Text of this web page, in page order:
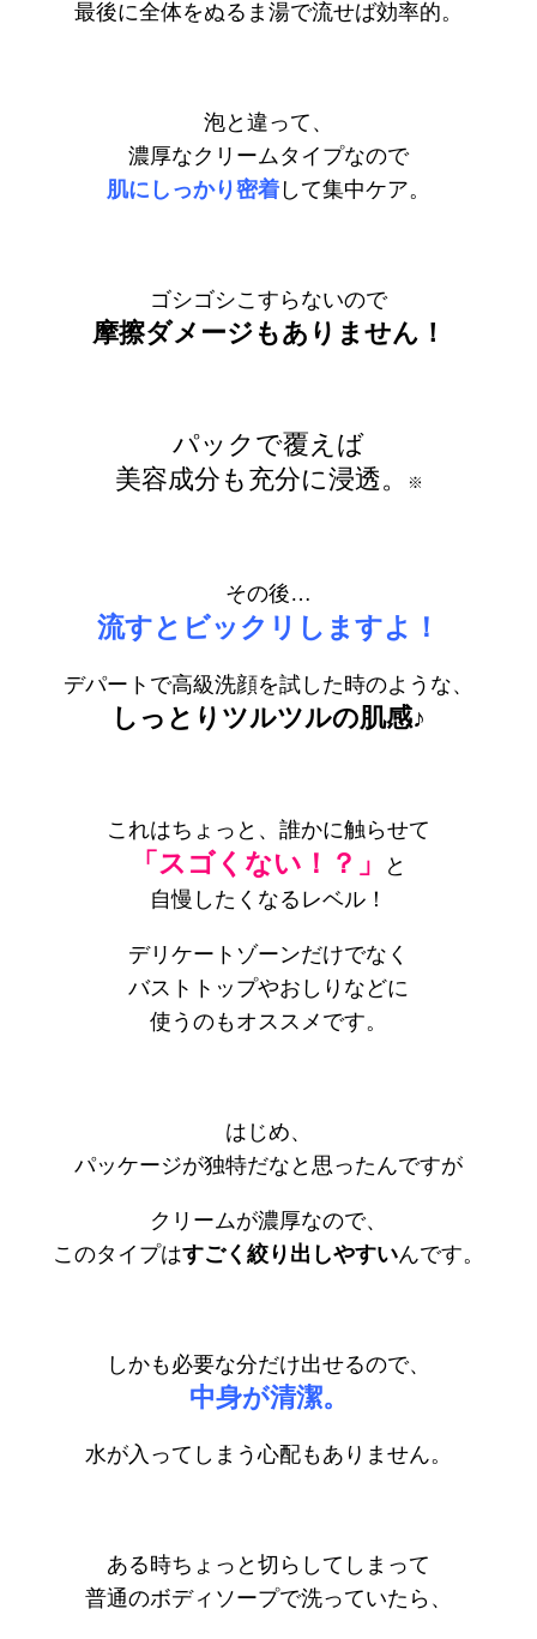
最後に全体をぬるま湯で流せば効率的。
泡と違って、
濃厚なクリームタイプなので
肌にしっかり密着 して集中ケア。
ゴシゴシこすらないので
摩擦ダメージもありません！
パックで覆えば
美容成分も充分に浸透。
※
その後…
流すとビックリしますよ！
デパートで高級洗顔を試した時のような、
しっとりツルツルの肌感♪
これはちょっと、誰かに触らせて
「スゴくない！？」
と
自慢したくなるレベル！
デリケートゾーンだけでなく
バストトップやおしりなどに
使うのもオススメです。
はじめ、
パッケージが独特だなと思ったんですが
クリームが濃厚なので、
このタイプはすごく絞り出しやすいんです。
しかも必要な分だけ出せるので、
中身が清潔。
水が入ってしまう心配もありません。
ある時ちょっと切らしてしまって
普通のボディソープで洗っていたら、